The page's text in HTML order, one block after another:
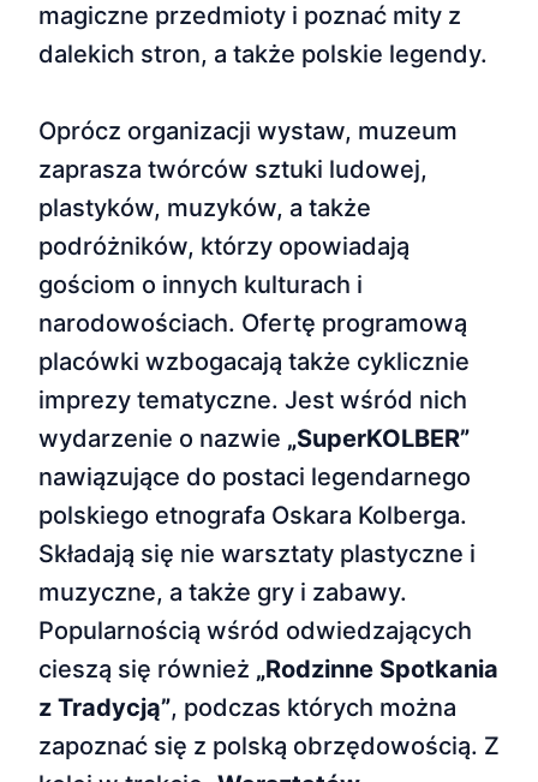
magiczne przedmioty i poznać mity z
dalekich stron, a także polskie legendy.
Oprócz organizacji wystaw, muzeum
zaprasza twórców sztuki ludowej,
plastyków, muzyków, a także
podróżników, którzy opowiadają
gościom o innych kulturach i
narodowościach. Ofertę programową
placówki wzbogacają także cyklicznie
imprezy tematyczne. Jest wśród nich
wydarzenie o nazwie „SuperKOLBER”
nawiązujące do postaci legendarnego
polskiego etnografa Oskara Kolberga.
Składają się nie warsztaty plastyczne i
muzyczne, a także gry i zabawy.
Popularnością wśród odwiedzających
cieszą się również „Rodzinne Spotkania
z Tradycją”, podczas których można
zapoznać się z polską obrzędowością. Z